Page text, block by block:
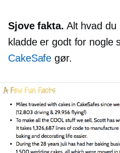
Sjove fakta. Alt hvad du
kladde er godt for nogle
CakeSafe gør.